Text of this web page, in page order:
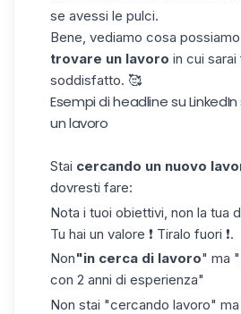
se avessi le pulci.
Bene, vediamo cosa
trovare un lavoro in cui
soddisfatto. 🥰
Esempi di headline su
un lavoro
Stai cercando un nuovo
dovresti fare:
Nota i tuoi obiettivi, non la tua
Tu hai un valore ❗ Tiralo fuori ❗.
Non"in cerca di lavoro" ma
con 2 anni di esperienza"
Non stai "cercando lavoro"